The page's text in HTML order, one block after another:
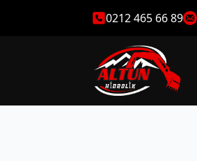
0212 465 66 89